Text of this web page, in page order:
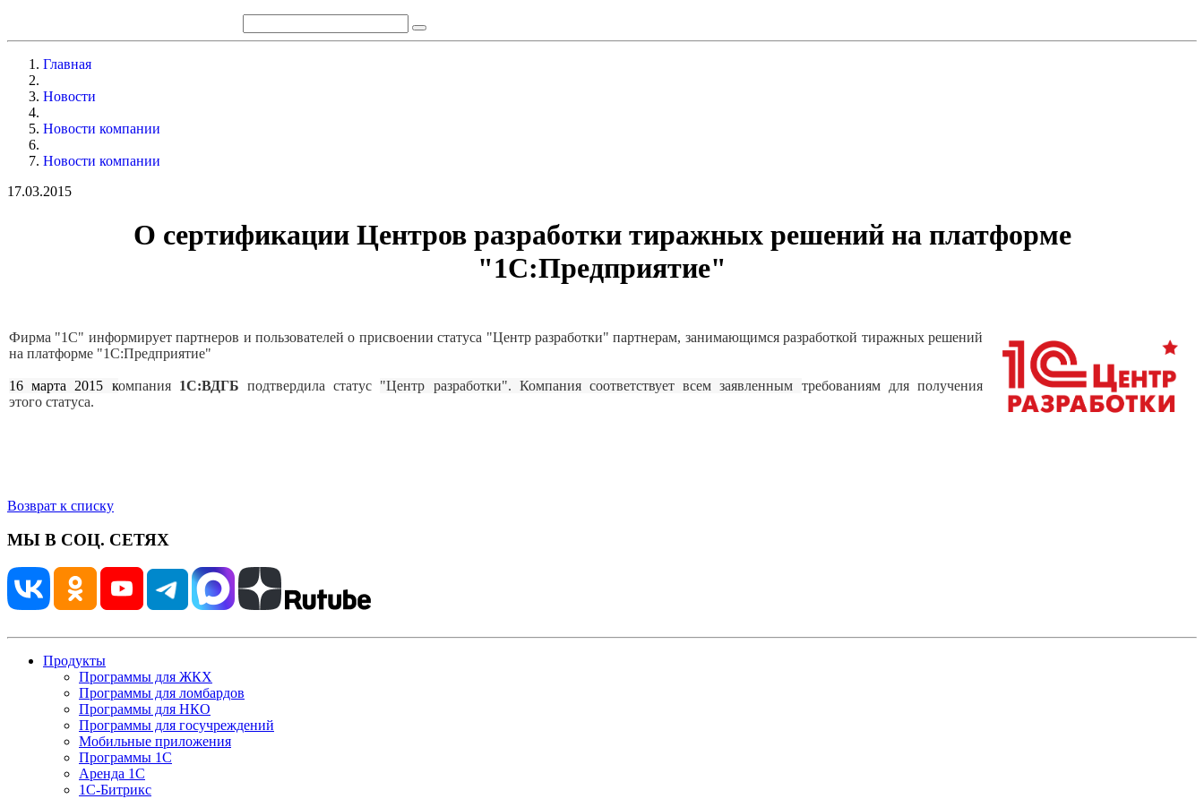
Главная
Новости
Новости компании
Новости компании
17.03.2015
О сертификации Центров разработки тиражных решений на платформе
"1С:Предприятие"
Фирма "1С" информирует партнеров и пользователей о присвоении статуса "Центр разработки" партнерам, занимающимся разработкой тиражных решений
на платформе "1С:Предприятие"
16 марта 2015 компания 1С:ВДГБ подтвердила статус "Центр разработки". Компания соответствует всем заявленным требованиям для получения
этого статуса.
Возврат к списку
МЫ В СОЦ. СЕТЯХ
Продукты
Программы для ЖКХ
Программы для ломбардов
Программы для НКО
Программы для госучреждений
Мобильные приложения
Программы 1С
Аренда 1С
1С-Битрикс